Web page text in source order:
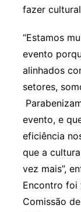
fazer
“Estamos
evento
alinhados
setores,
evento, e
eficiência
que a
vez mais”,
Encontro foi
Comissão